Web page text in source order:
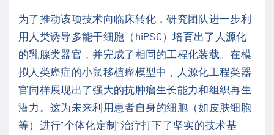
为了推动该项技术向临床转化，研究团队进一步利
用人类诱导多能干细胞（hiPSC）培育出了人源化
的乳腺类器官，并完成了相同的工程化装载。在模
拟人类癌症的小鼠移植瘤模型中，人源化工程类器
官同样展现出了强大的抗肿瘤生长能力和组织再生
潜力。这为未来利用患者自身的细胞（如皮肤细胞
等）进行“个体化定制”治疗打下了坚实的技术基